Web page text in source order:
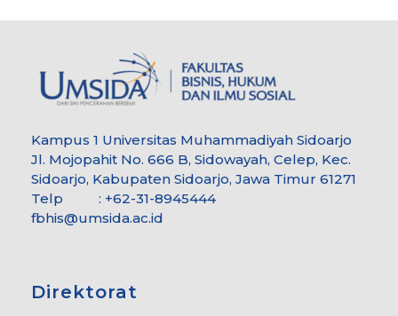
Kampus 1 Universitas Muhammadiyah Sidoarjo
Jl. Mojopahit No. 666 B, Sidowayah, Celep, Kec.
Sidoarjo, Kabupaten Sidoarjo, Jawa Timur 61271
Telp : +62-31-8945444
fbhis@umsida.ac.id
Direktorat